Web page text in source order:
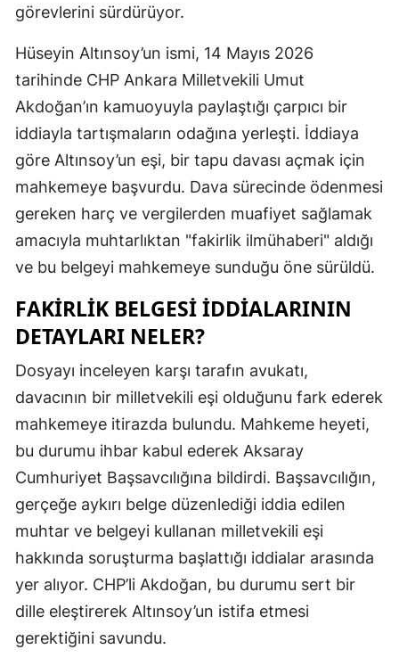
Trabzon
Tunceli
Şanlıurfa
Uşak
Van
Yozgat
Bayburt
Kırıkkale
Şırnak
Bartın
görevlerini sürdürüyor.
Hüseyin Altınsoy’un ismi, 14 Mayıs 2026
tarihinde CHP Ankara Milletvekili Umut
Akdoğan’ın kamuoyuyla paylaştığı çarpıcı bir
iddiayla tartışmaların odağına yerleşti. İddiaya
göre Altınsoy’un eşi, bir tapu davası açmak için
mahkemeye başvurdu. Dava sürecinde ödenmesi
gereken harç ve vergilerden muafiyet sağlamak
amacıyla muhtarlıktan "fakirlik ilmühaberi" aldığı
ve bu belgeyi mahkemeye sunduğu öne sürüldü.
FAKIRLIK BELGESI IDDIALARININ
DETAYLARI NELER?
Dosyayı inceleyen karşı tarafın avukatı,
davacının bir milletvekili eşi olduğunu fark ederek
mahkemeye itirazda bulundu. Mahkeme heyeti,
bu durumu ihbar kabul ederek Aksaray
Cumhuriyet Başsavcılığına bildirdi. Başsavcılığın,
gerçeğe aykırı belge düzenlediği iddia edilen
muhtar ve belgeyi kullanan milletvekili eşi
hakkında soruşturma başlattığı iddialar arasında
yer alıyor. CHP’li Akdoğan, bu durumu sert bir
dille eleştirerek Altınsoy’un istifa etmesi
gerektiğini savundu.